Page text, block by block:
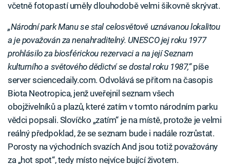
včetně fotopastí uměly dlouhodobě velmi šikovně skrývat.
„Národní park Manu se stal celosvětově uznávanou lokalitou
a je považován za nenahraditelný. UNESCO jej roku 1977
prohlásilo za biosférickou rezervaci a na její Seznam
kulturního a světového dědictví se dostal roku 1987,“píše
server sciencedaily.com. Odvolává se přitom na časopis
Biota Neotropica, jenž uveřejnil seznam všech
obojživelníků a plazů, které zatím v tomto národním parku
vědci popsali. Slovíčko „zatím“ je na místě, protože je velmi
reálný předpoklad, že se seznam bude i nadále rozrůstat.
Porosty na východních svazích And jsou totiž považovány
za „hot spot“, tedy místo nejvíce bující životem.